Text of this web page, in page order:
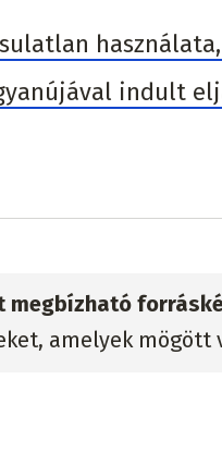
indult
megbízható
amelyek mögött